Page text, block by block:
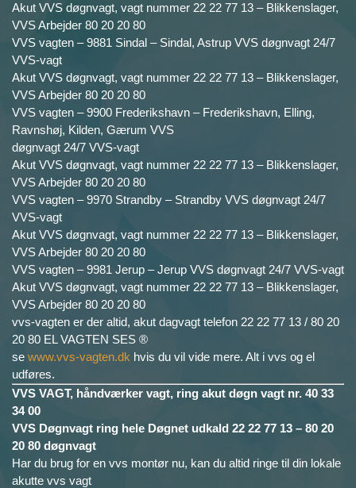
Akut VVS døgnvagt, vagt nummer 22 22 77 13 – Blikkenslager,
VVS Arbejder 80 20 20 80
VVS vagten – 9881 Sindal – Sindal, Astrup VVS døgnvagt 24/7
VVS-vagt
Akut VVS døgnvagt, vagt nummer 22 22 77 13 – Blikkenslager,
VVS Arbejder 80 20 20 80
VVS vagten – 9900 Frederikshavn – Frederikshavn, Elling,
Ravnshøj, Kilden, Gærum VVS
døgnvagt 24/7 VVS-vagt
Akut VVS døgnvagt, vagt nummer 22 22 77 13 – Blikkenslager,
VVS Arbejder 80 20 20 80
VVS vagten – 9970 Strandby – Strandby VVS døgnvagt 24/7
VVS-vagt
Akut VVS døgnvagt, vagt nummer 22 22 77 13 – Blikkenslager,
VVS Arbejder 80 20 20 80
VVS vagten – 9981 Jerup – Jerup VVS døgnvagt 24/7 VVS-vagt
Akut VVS døgnvagt, vagt nummer 22 22 77 13 – Blikkenslager,
VVS Arbejder 80 20 20 80
vvs-vagten er der altid, akut dagvagt telefon 22 22 77 13 / 80 20
20 80 EL VAGTEN SES ®
se www.vvs-vagten.dk hvis du vil vide mere. Alt i vvs og el
udføres.
VVS VAGT, håndværker vagt, ring akut døgn vagt nr. 40 33
34 00
VVS Døgnvagt ring hele Døgnet udkald 22 22 77 13 – 80 20
20 80 døgnvagt
Har du brug for en vvs montør nu, kan du altid ringe til din lokale
akutte vvs vagt